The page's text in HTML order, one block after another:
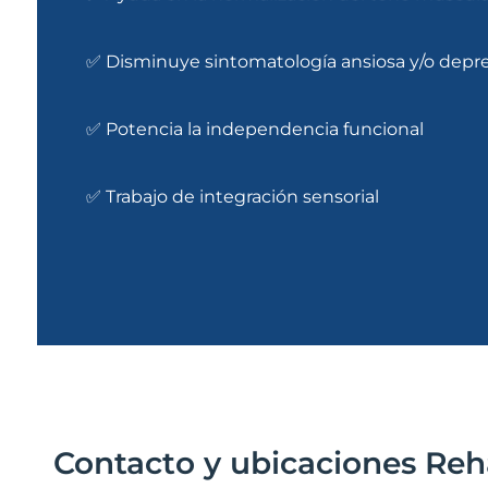
✅ Disminuye sintomatología ansiosa y/o
✅ Potencia la independencia funcional
✅ Trabajo de integración sensorial
Contacto y ubicaciones